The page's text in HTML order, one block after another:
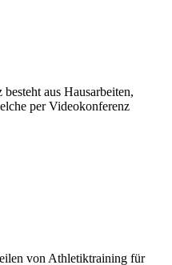
aus Hausarbeiten,
per Videokonferenz
von Athletiktraining für